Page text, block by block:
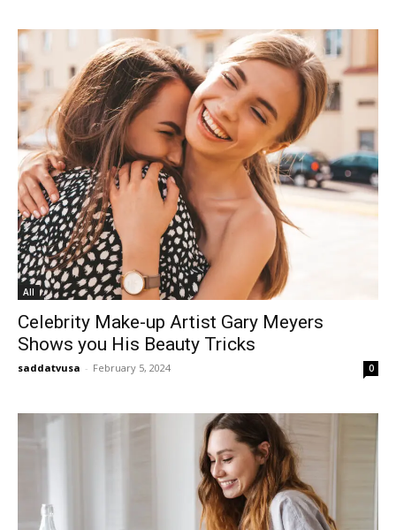
All
Celebrity Make-up Artist Gary Meyers
Shows you His Beauty Tricks
saddatvusa - February 5, 2024 0